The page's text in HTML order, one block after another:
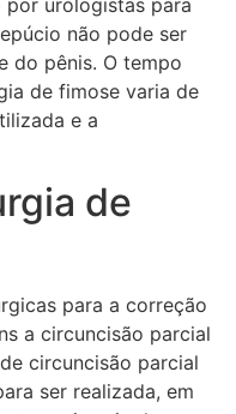
urologistas para
não pode ser
do pênis. O tempo
de fimose varia de
e a
de
para a correção
a circuncisão parcial
circuncisão parcial
ser realizada, em